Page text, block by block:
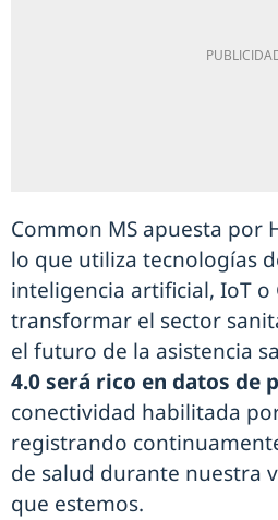
Common MS apuesta por
lo que utiliza tecnologías
inteligencia artificial, IoT o
transformar el sector
el futuro de la asistencia
4.0 será rico en datos de
conectividad habilitada
registrando
de salud durante nuestra
que estemos.